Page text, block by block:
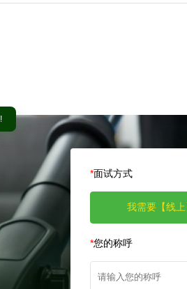
*面试方式
我需要【线
*您的称呼